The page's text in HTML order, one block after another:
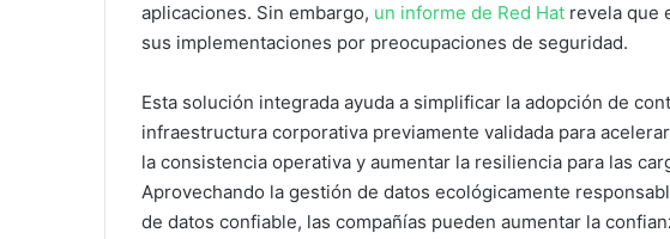
aplicaciones. Sin embargo, un informe de Red Hat revela que
sus implementaciones por preocupaciones de seguridad.
Esta solución integrada ayuda a simplificar la adopción de
infraestructura corporativa previamente validada para
la consistencia operativa y aumentar la resiliencia para las
Aprovechando la gestión de datos ecológicamente
de datos confiable, las compañías pueden aumentar la